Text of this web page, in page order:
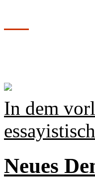
In dem
Neues